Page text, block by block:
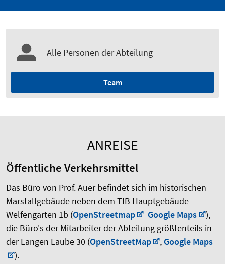
Alle Personen der Abteilung
Team
ANREISE
Öffentliche Verkehrsmittel
Das Büro von Prof. Auer befindet sich im historischen
Marstallgebäude neben dem TIB Hauptgebäude
Welfengarten 1b (OpenStreetmap Google Maps
),
die Büro's der Mitarbeiter der Abteilung größtenteils in
der Langen Laube 30 (OpenStreetMap , Google Maps
).